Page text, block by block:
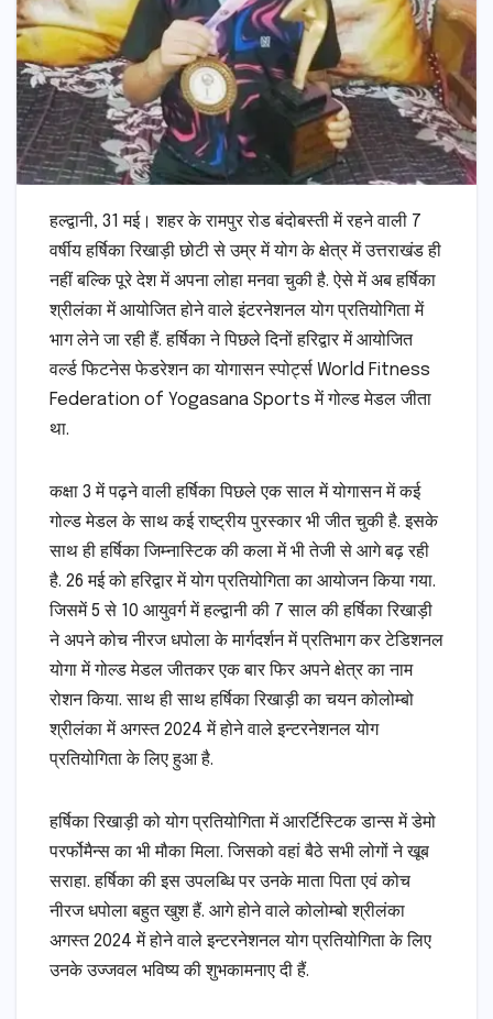
हल्द्वानी, 31 मई। शहर के रामपुर रोड बंदोबस्ती में रहने वाली 7
वर्षीय हर्षिका रिखाड़ी छोटी से उम्र में योग के क्षेत्र में उत्तराखंड ही
नहीं बल्कि पूरे देश में अपना लोहा मनवा चुकी है. ऐसे में अब हर्षिका
श्रीलंका में आयोजित होने वाले इंटरनेशनल योग प्रतियोगिता में
भाग लेने जा रही हैं. हर्षिका ने पिछले दिनों हरिद्वार में आयोजित
वर्ल्ड फिटनेस फेडरेशन का योगासन स्पोर्ट्स World Fitness
Federation of Yogasana Sports में गोल्ड मेडल जीता
था.
कक्षा 3 में पढ़ने वाली हर्षिका पिछले एक साल में योगासन में कई
गोल्ड मेडल के साथ कई राष्ट्रीय पुरस्कार भी जीत चुकी है. इसके
साथ ही हर्षिका जिम्नास्टिक की कला में भी तेजी से आगे बढ़ रही
है. 26 मई को हरिद्वार में योग प्रतियोगिता का आयोजन किया गया.
जिसमें 5 से 10 आयुवर्ग में हल्द्वानी की 7 साल की हर्षिका रिखाड़ी
ने अपने कोच नीरज धपोला के मार्गदर्शन में प्रतिभाग कर टेडिशनल
योगा में गोल्ड मेडल जीतकर एक बार फिर अपने क्षेत्र का नाम
रोशन किया. साथ ही साथ हर्षिका रिखाड़ी का चयन कोलोम्बो
श्रीलंका में अगस्त 2024 में होने वाले इन्टरनेशनल योग
प्रतियोगिता के लिए हुआ है.
हर्षिका रिखाड़ी को योग प्रतियोगिता में आरर्टिस्टिक डान्स में डेमो
परर्फोमैन्स का भी मौका मिला. जिसको वहां बैठे सभी लोगों ने खूब
सराहा. हर्षिका की इस उपलब्धि पर उनके माता पिता एवं कोच
नीरज धपोला बहुत खुश हैं. आगे होने वाले कोलोम्बो श्रीलंका
अगस्त 2024 में होने वाले इन्टरनेशनल योग प्रतियोगिता के लिए
उनके उज्जवल भविष्य की शुभकामनाए दी हैं.